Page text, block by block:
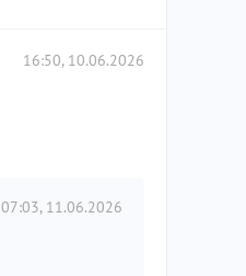
16:50, 10.06.2026
07:03, 11.06.2026